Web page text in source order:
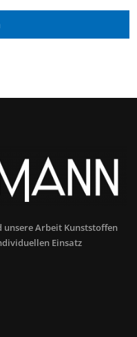
unsere Arbeit Kunststoffen
Einsatz